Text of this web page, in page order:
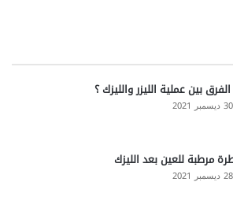
بين عملية الليزر والليزك ؟
30 ديسمبر 2021
مرطبة للعين بعد الليزك
28 ديسمبر 2021